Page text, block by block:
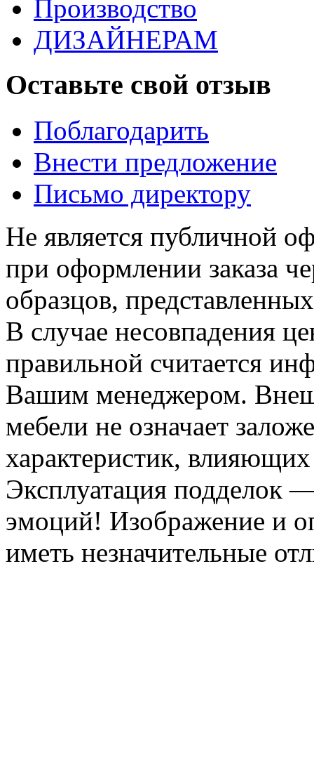
Производство
ДИЗАЙНЕРАМ
Оставьте свой отзыв
Поблагодарить
Внести предложение
Письмо директору
Не является публичной
при оформлении заказа
образцов,
В случае несовпадения
правильной считается
Вашим менеджером.
мебели не означает
характеристик, влияющих
Эксплуатация подделок
эмоций! Изображение и
иметь незначительные